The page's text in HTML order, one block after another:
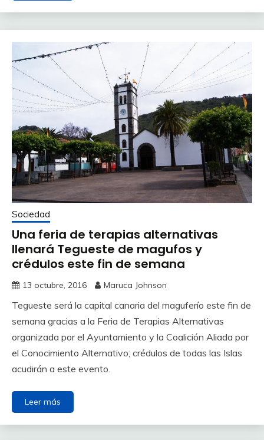
Sociedad
Una feria de terapias alternativas
llenará Tegueste de magufos y
crédulos este fin de semana
13 octubre, 2016 Maruca Johnson
Tegueste será la capital canaria del maguferío este fin de
semana gracias a la Feria de Terapias Alternativas
organizada por el Ayuntamiento y la Coalición Aliada por
el Conocimiento Alternativo; crédulos de todas las Islas
acudirán a este evento.
Leer más